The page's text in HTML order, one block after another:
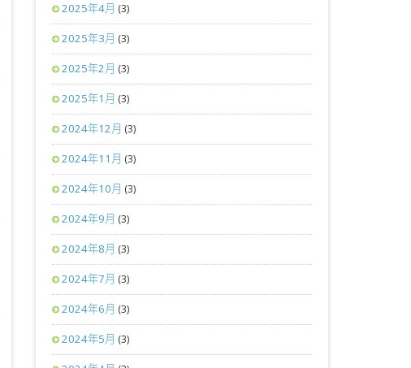
2025年4月 (3)
2025年3月 (3)
2025年2月 (3)
2025年1月 (3)
2024年12月 (3)
2024年11月 (3)
2024年10月 (3)
2024年9月 (3)
2024年8月 (3)
2024年7月 (3)
2024年6月 (3)
2024年5月 (3)